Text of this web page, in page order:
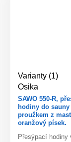
Varianty (1)
Osika
SAWO 550-R,
hodiny do sauny
proužkem z
oranžový písek.
Přesýpací hodiny